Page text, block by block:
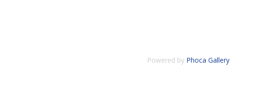
Powered by Phoca Gallery